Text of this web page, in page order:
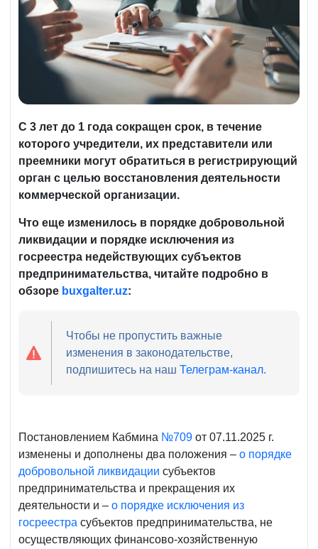
С 3 лет до 1 года сокращен срок, в течение
которого учредители, их представители или
преемники могут обратиться в регистрирующий
орган с целью восстановления деятельности
коммерческой организации.
Что еще изменилось в порядке добровольной
ликвидации и порядке исключения из
госреестра недействующих субъектов
предпринимательства, читайте подробно в
обзоре buxgalter.uz:
Чтобы не пропустить важные
изменения в законодательстве,
подпишитесь на нашТелеграм-канал.
Постановлением Кабмина №709 от 07.11.2025 г.
изменены и дополнены два положения – о порядке
добровольной ликвидации субъектов
предпринимательства и прекращения их
деятельности и – о порядке исключения из
госреестра субъектов предпринимательства, не
осуществляющих финансово-хозяйственную